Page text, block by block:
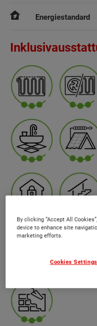
Energiestandard
By clicking “Accept All
device to enhance site
marketing efforts.
Cookies Settings